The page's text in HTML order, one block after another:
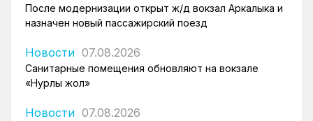
После модернизации открыт ж/д вокзал Аркалыка и
назначен новый пассажирский поезд
Новости 07.08.2026
Санитарные помещения обновляют на вокзале
«Нурлы жол»
Новости 07.08.2026